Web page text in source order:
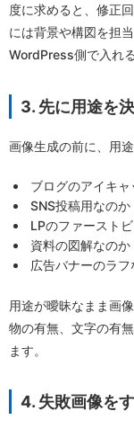
度に求めると、修正
には背景や構図を担
WordPress側で入れ
3. 先に用途を
画像生成の前に、用
ブログのアイキ
SNS投稿用なのか
LPのファースト
資料の図解なのか
広告バナーのラフ
用途が曖昧なまま画
物の有無、文字の有
ます。
4. 失敗画像を